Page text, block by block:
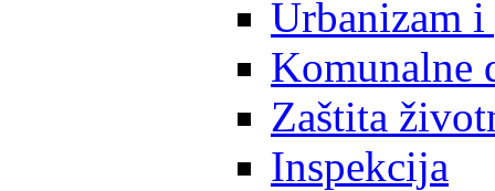
Urbanizam
Komunalne
Zaštita
Inspekcija